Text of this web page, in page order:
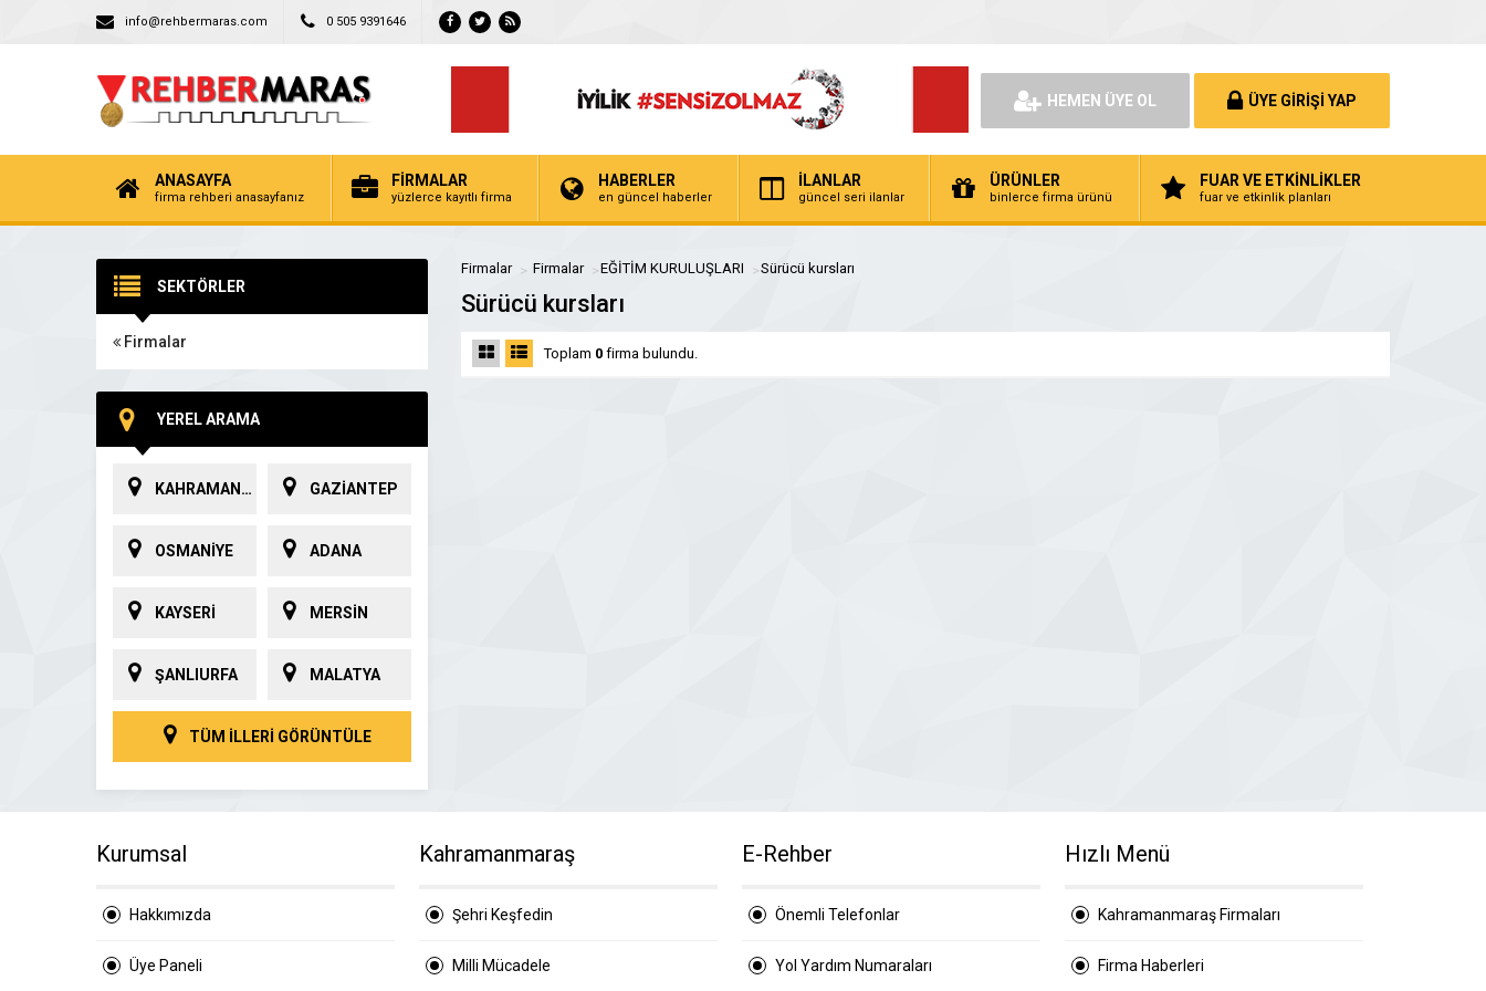
info@rehbermaras.com 0 505 9391646
HEMEN ÜYE OL ÜYE GİRİŞİ YAP
ANASAYFA
firma rehberi anasayfanız
FİRMALAR
yüzlerce kayıtlı firma
HABERLER
en güncel haberler
İLANLAR
güncel seri ilanlar
ÜRÜNLER
binlerce firma ürünü
FUAR VE ETKİNLİKLER
fuar ve etkinlik planları
SEKTÖRLER
Firmalar
YEREL ARAMA
KAHRAMANMARAŞ GAZİANTEP
OSMANİYE ADANA
KAYSERİ MERSİN
ŞANLIURFA MALATYA
TÜM İLLERİ GÖRÜNTÜLE
Firmalar Firmalar EĞİTİM KURULUŞLARI Sürücü kursları
Sürücü kursları
Toplam 0 firma bulundu.
Kurumsal
Hakkımızda
Üye Paneli
Kahramanmaraş
Şehri Keşfedin
Milli Mücadele
E-Rehber
Önemli Telefonlar
Yol Yardım Numaraları
Hızlı Menü
Kahramanmaraş Firmaları
Firma Haberleri